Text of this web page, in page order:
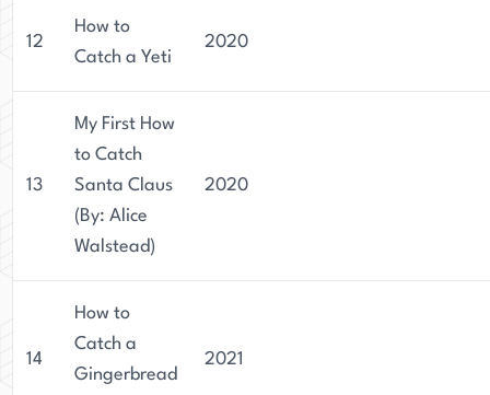
12
How to
Catch a Yeti
2020
13
My First How
to Catch
Santa Claus
(By: Alice
Walstead)
2020
14
How to
Catch a
Gingerbread
2021